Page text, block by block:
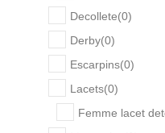
Decollete(0)
Derby(0)
Escarpins(0)
Lacets(0)
Femme lacet